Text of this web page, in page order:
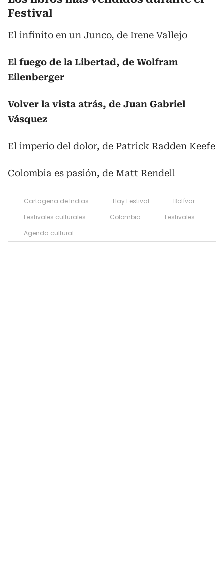
Festival
El infinito en un Junco, de Irene Vallejo
El fuego de la Libertad, de Wolfram
Eilenberger
Volver la vista atrás, de Juan Gabriel
Vásquez
El imperio del dolor, de Patrick Radden Keefe
Colombia es pasión, de Matt Rendell
Cartagena de Indias Hay Festival
Bolívar
Festivales culturales
Colombia
Festivales
Agenda cultural